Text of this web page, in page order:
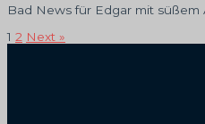
Bad News für Edgar mit süßem
1 2 Next »